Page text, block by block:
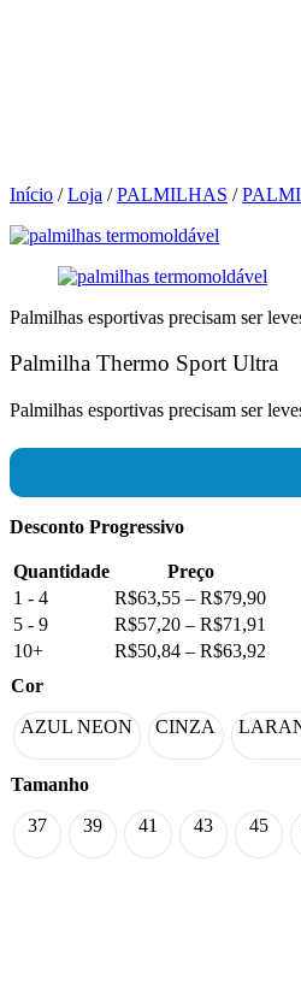
Início /Loja /PALMILHAS /
Palmilhas esportivas precisam ser
Palmilha Thermo Sport Ultra
Palmilhas esportivas precisam ser
Desconto Progressivo
Quantidade
Preço
1 - 4
R$63,55 – R$79,90
5 - 9
R$57,20 – R$71,91
10+
R$50,84 – R$63,92
Cor
AZUL NEON
CINZA
Tamanho
37
39 41 43 45